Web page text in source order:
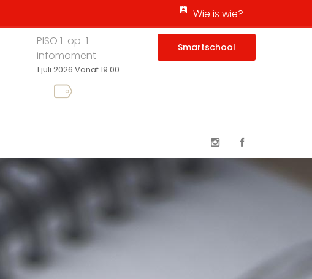
Wie is wie?
PISO 1-op-1
infomoment
1 juli 2026 Vanaf 19.00
Smartschool